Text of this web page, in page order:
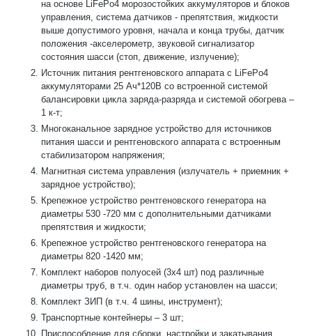
на основе LiFePo4 морозостойких аккумуляторов и блоков
управления, система датчиков - препятствия, жидкости
выше допустимого уровня, начала и конца трубы, датчик
положения -акселерометр, звуковой сигнализатор
состояния шасси (стоп, движение, излучение);
Источник питания рентгеновского аппарата с LiFePo4
аккумуляторами 25 Ач*120В со встроенной системой
балансировки цикла заряда-разряда и системой обогрева –
1 к-т;
Многоканальное зарядное устройство для источников
питания шасси и рентгеновского аппарата с встроенным
стабилизатором напряжения;
Магнитная система управления (излучатель + приемник +
зарядное устройство);
Крепежное устройство рентгеновского генератора на
диаметры 530 -720 мм с дополнительными датчиками
препятствия и жидкости;
Крепежное устройство рентгеновского генератора на
диаметры 820 -1420 мм;
Комплект наборов полуосей (3х4 шт) под различные
диаметры труб, в т.ч. один набор установлен на шасси;
Комплект ЗИП (в т.ч. 4 шины, инструмент);
Транспортные контейнеры – 3 шт;
Приспособление для сборки, настройки и закатывания